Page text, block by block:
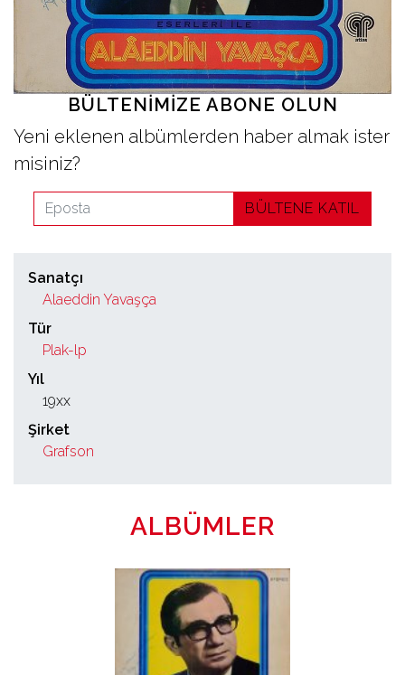
en
BÜLTENIMIZE ABONE OLUN
Yeni eklenen albümlerden haber almak ister
misiniz?
BÜLTENE KATIL
Sanatçı
Alaeddin Yavaşça
Tür
Plak-lp
Yıl
19xx
Şirket
Grafson
ALBÜMLER